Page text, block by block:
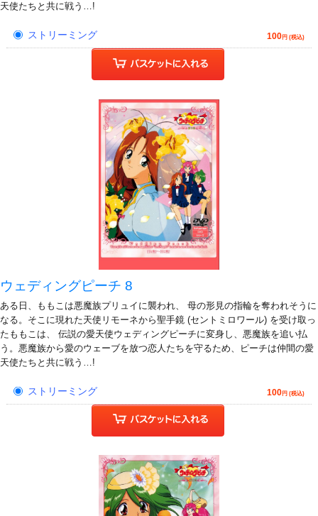
天使たちと共に戦う…!
ストリーミング 100円 (税込)
ウェディングピーチ 8
ある日、ももこは悪魔族プリュイに襲われ、 母の形見の指輪を奪われそうに
なる。そこに現れた天使リモーネから聖手鏡 (セントミロワール) を受け取っ
たももこは、 伝説の愛天使ウェディングピーチに変身し、悪魔族を追い払
う。悪魔族から愛のウェーブを放つ恋人たちを守るため、ピーチは仲間の愛
天使たちと共に戦う…!
ストリーミング 100円 (税込)